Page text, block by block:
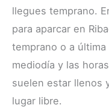
llegues temprano.
para aparcar en
temprano o a
mediodía y las
suelen estar llenos
lugar libre.